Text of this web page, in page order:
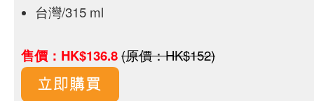
台灣/315 ml
售價：HK$136.8(原價：HK$152)